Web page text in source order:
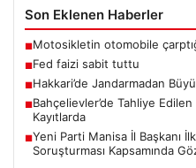
Son Eklenen Haberler
■Motosikletin otomobile
■Fed faizi sabit tuttu
■Hakkari’de Jandarmadan
■Bahçelievler’de Tahliye Edilen
Kayıtlarda
■Yeni Parti Manisa İl Başkanı
Soruşturması Kapsamında